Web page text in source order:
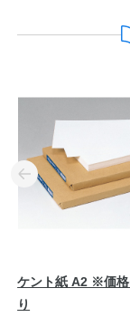
ケント紙 A2 ※価格
り